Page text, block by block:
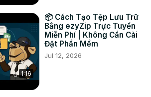
1:16
📦 Cách Tạo Tệp Lưu Trữ
Bằng ezyZip Trực Tuyến
Miễn Phí | Không Cần Cài
Đặt Phần Mềm
Jul 12, 2026